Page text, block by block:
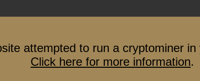
attempted to run a cryptominer in
Click here for more information.